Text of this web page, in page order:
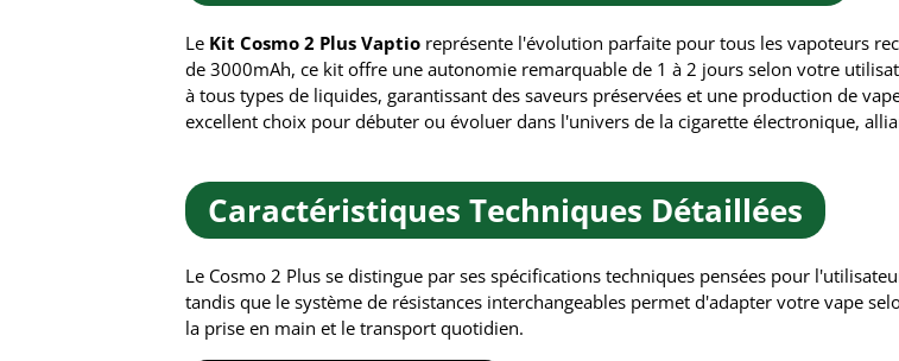
Le Kit Cosmo 2 Plus Vaptio représente l'évolution parfaite pour tous les vapoteurs
de 3000mAh, ce kit offre une autonomie remarquable de 1 à 2 jours selon votre
à tous types de liquides, garantissant des saveurs préservées et une production de
excellent choix pour débuter ou évoluer dans l'univers de la cigarette électronique,
Caractéristiques Techniques Détaillées
Le Cosmo 2 Plus se distingue par ses spécifications techniques pensées pour
tandis que le système de résistances interchangeables permet d'adapter votre vape
la prise en main et le transport quotidien.